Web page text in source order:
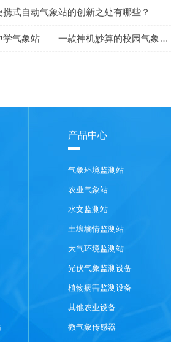
携式自动气象站的创新之处有哪些？
气象站——一款神机妙算的校园气象站仪器#2022厂家推荐已更新
产品中心
气象环境监测站
农业气象站
水文监测站
土壤墒情监测站
大气环境监测站
光伏气象监测设备
植物病害监测设备
其他农业设备
微气象传感器